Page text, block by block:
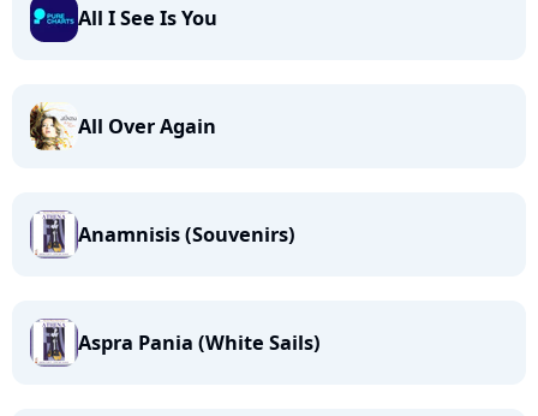
All I See Is You
All Over Again
Anamnisis (Souvenirs)
Aspra Pania (White Sails)